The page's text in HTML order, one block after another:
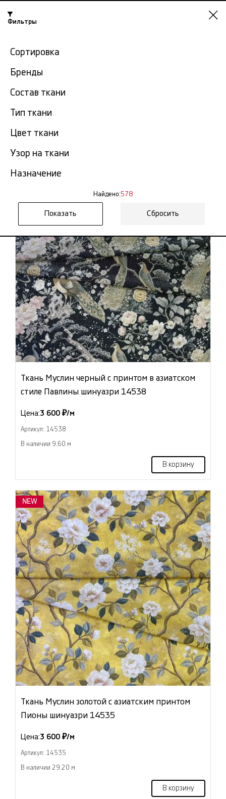
Челябинск
-15% на ткани по промокоду NY15
ГлавнаяХлопковые ткани
Хлопок опт в Челябинске
Фильтр
Показать все
Фильтры
Сортировка
Бренды
Состав ткани
Тип ткани
Цвет ткани
Узор на ткани
Назначение
Найдено:578
Сбросить
NEW
Ткань Муслин черный с принтом в азиатском
стиле Павлины шинуазри 14538
Цена:3 600 ₽/м
Артикул: 14538
В наличии 9.60 м
В корзину
NEW
Ткань Муслин золотой с азиатским принтом
Пионы шинуазри 14535
Цена:3 600 ₽/м
Артикул: 14535
В наличии 29.20 м
В корзину